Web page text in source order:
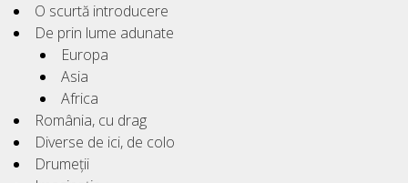
O scurtă introducere
De prin lume adunate
Europa
Asia
Africa
România, cu drag
Diverse de ici, de colo
Drumeții